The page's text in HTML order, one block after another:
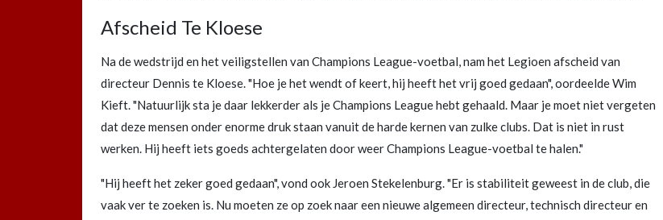
Afscheid Te Kloese
Na de wedstrijd en het veiligstellen van Champions League-voetbal, nam het Legioen afscheid van
directeur Dennis te Kloese. "Hoe je het wendt of keert, hij heeft het vrij goed gedaan", oordeelde Wim
Kieft. "Natuurlijk sta je daar lekkerder als je Champions League hebt gehaald. Maar je moet niet vergeten
dat deze mensen onder enorme druk staan vanuit de harde kernen van zulke clubs. Dat is niet in rust
werken. Hij heeft iets goeds achtergelaten door weer Champions League-voetbal te halen."
"Hij heeft het zeker goed gedaan", vond ook Jeroen Stekelenburg. "Er is stabiliteit geweest in de club, die
vaak ver te zoeken is. Nu moeten ze op zoek naar een nieuwe algemeen directeur, technisch directeur en